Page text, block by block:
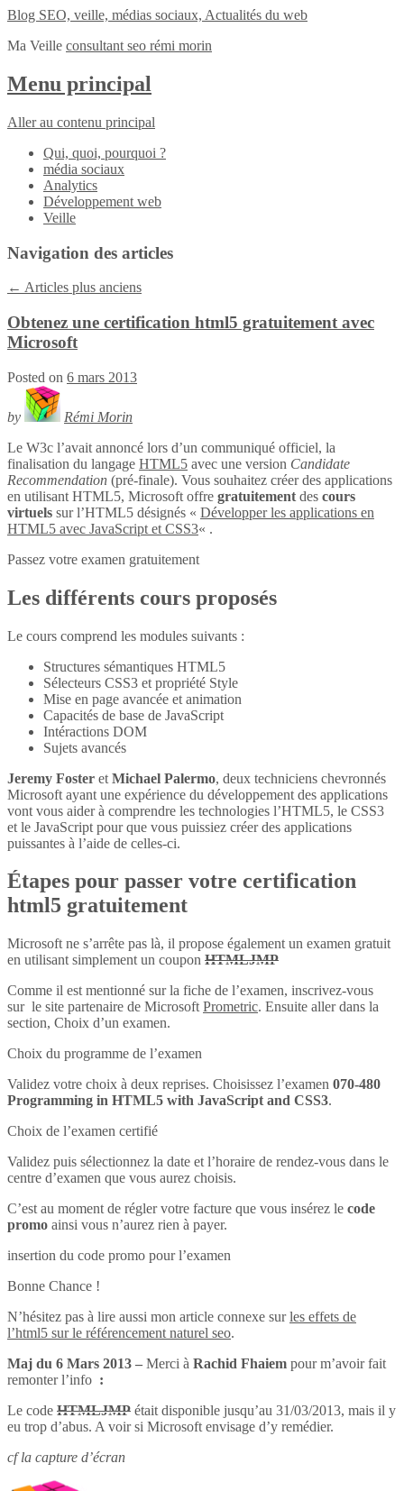
Blog SEO, veille, médias sociaux, Actualités du web
Ma Veille consultant seo rémi morin
Menu principal
Aller au contenu principal
Qui, quoi, pourquoi ?
média sociaux
Analytics
Développement web
Veille
Navigation des articles
← Articles plus anciens
Obtenez une certification html5 gratuitement avec
Microsoft
Posted on 6 mars 2013
by
Rémi Morin
Le W3c l’avait annoncé lors d’un communiqué officiel, la
finalisation du langage HTML5 avec une version Candidate
Recommendation (pré-finale). Vous souhaitez créer des applications
en utilisant HTML5, Microsoft offre gratuitement des cours
virtuels sur l’HTML5 désignés « Développer les applications en
HTML5 avec JavaScript et CSS3« .
Passez votre examen gratuitement
Les différents cours proposés
Le cours comprend les modules suivants :
Structures sémantiques HTML5
Sélecteurs CSS3 et propriété Style
Mise en page avancée et animation
Capacités de base de JavaScript
Intéractions DOM
Sujets avancés
Jeremy Foster et Michael Palermo, deux techniciens chevronnés
Microsoft ayant une expérience du développement des applications
vont vous aider à comprendre les technologies l’HTML5, le CSS3
et le JavaScript pour que vous puissiez créer des applications
puissantes à l’aide de celles-ci.
Étapes pour passer votre certification
html5 gratuitement
Microsoft ne s’arrête pas là, il propose également un examen gratuit
en utilisant simplement un coupon HTMLJMP
Comme il est mentionné sur la fiche de l’examen, inscrivez-vous
sur le site partenaire de Microsoft Prometric. Ensuite aller dans la
section, Choix d’un examen.
Choix du programme de l’examen
Validez votre choix à deux reprises. Choisissez l’examen 070-480
Programming in HTML5 with JavaScript and CSS3.
Choix de l’examen certifié
Validez puis sélectionnez la date et l’horaire de rendez-vous dans le
centre d’examen que vous aurez choisis.
C’est au moment de régler votre facture que vous insérez le code
promo ainsi vous n’aurez rien à payer.
insertion du code promo pour l’examen
Bonne Chance !
N’hésitez pas à lire aussi mon article connexe surles effets de
l’html5 sur le référencement naturel seo.
Maj du 6 Mars 2013 – Merci à Rachid Fhaiem pour m’avoir fait
remonter l’info :
Le code HTMLJMP était disponible jusqu’au 31/03/2013, mais il y
eu trop d’abus. A voir si Microsoft envisage d’y remédier.
cf la capture d’écran